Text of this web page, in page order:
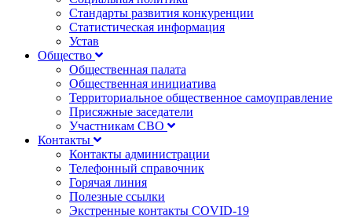
Стандарты развития конкуренции
Статистическая информация
Устав
Общество
Общественная палата
Общественная инициатива
Территориальное общественное самоуправление
Присяжные заседатели
Участникам СВО
Контакты
Контакты администрации
Телефонный справочник
Горячая линия
Полезные ссылки
Экстренные контакты COVID-19